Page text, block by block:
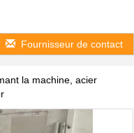
Fournisseur de contact
la machine, acier